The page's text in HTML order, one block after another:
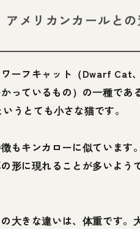
メリカンカールとの
ーフキャット（Dwarf Cat
っているもの）の一種であ
うとても小さな猫です。
もキンカローに似ています
形に現れることが多いよう
大きな違いは、体重です。